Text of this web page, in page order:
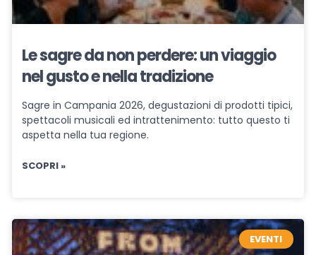
Le sagre da non perdere: un viaggio
nel gusto e nella tradizione
Sagre in Campania 2026, degustazioni di prodotti tipici,
spettacoli musicali ed intrattenimento: tutto questo ti
aspetta nella tua regione.
SCOPRI »
EVENTI